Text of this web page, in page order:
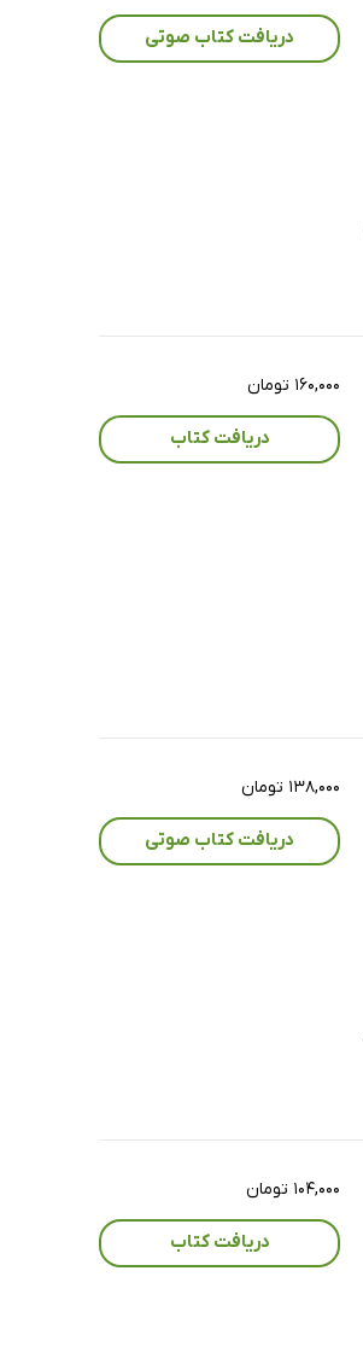
دریافت کتاب صوتی
۱۶۰,۰۰۰ تومان
دریافت کتاب
۱۳۸,۰۰۰ تومان
دریافت کتاب صوتی
۱۰۴,۰۰۰ تومان
دریافت کتاب